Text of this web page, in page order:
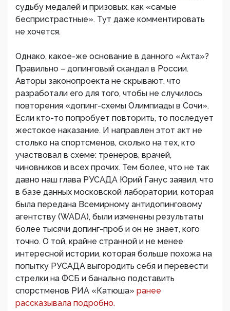
судьбу медалей и призовых, как «самые
беспристрастные». Тут даже комментировать
не хочется.
Однако, какое-же основание в данного «Акта»?
Правильно – допинговый скандал в России.
Авторы законопроекта не скрывают, что
разработали его для того, чтобы не случилось
повторения «допинг-схемы Олимпиады в Сочи».
Если кто-то попробует повторить, то последует
жестокое наказание. И направлен этот акт не
столько на спортсменов, сколько на тех, кто
участвовал в схеме: тренеров, врачей,
чиновников и всех прочих. Тем более, что не так
давно наш глава РУСАДА Юрий Ганус заявил, что
в базе данных московской лаборатории, которая
была передана Всемирному антидопинговому
агентству (WADA), были изменены результаты
более тысячи допинг-проб и он не знает, кого
точно. О той, крайне странной и не менее
интересной истории, которая больше похожа на
попытку РУСАДА выгородить себя и перевести
стрелки на ФСБ и банально подставить
спорстменов РИА «Катюша» ранее
рассказывала подробно.